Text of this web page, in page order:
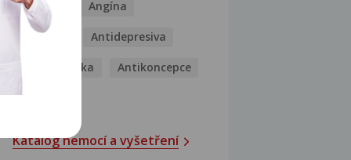
Analgetika Angína
Antibiotika Antidepresiva
Antihistaminika Antikoncepce
Antivirotika
Katalog nemocí a vyšetření